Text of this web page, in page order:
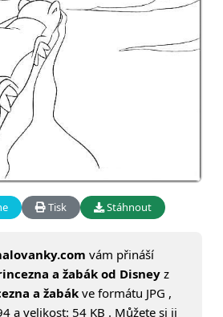
Tisk Stáhnout
vám přináší
a žabák od Disney z
a žabák ve formátu JPG ,
a velikost: 54 KB . Můžete si ji